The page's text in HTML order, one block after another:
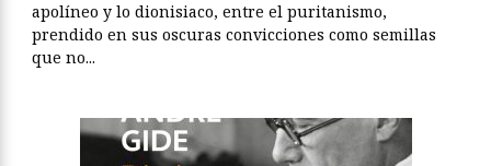
apolíneo y lo dionisiaco, entre el puritanismo,
prendido en sus oscuras convicciones como semillas
que no...